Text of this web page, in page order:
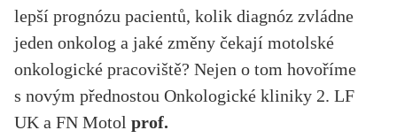
lepší prognózu pacientů, kolik diagnóz zvládne
jeden onkolog a jaké změny čekají motolské
onkologické pracoviště? Nejen o tom hovoříme
s novým přednostou Onkologické kliniky 2. LF
UK a FN Motol prof.